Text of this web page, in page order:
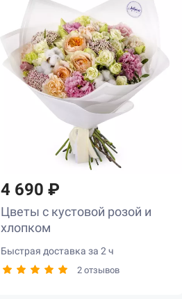
4 690 ₽
Цветы с кустовой розой и
хлопком
Быстрая доставка за 2 ч
2 отзывов